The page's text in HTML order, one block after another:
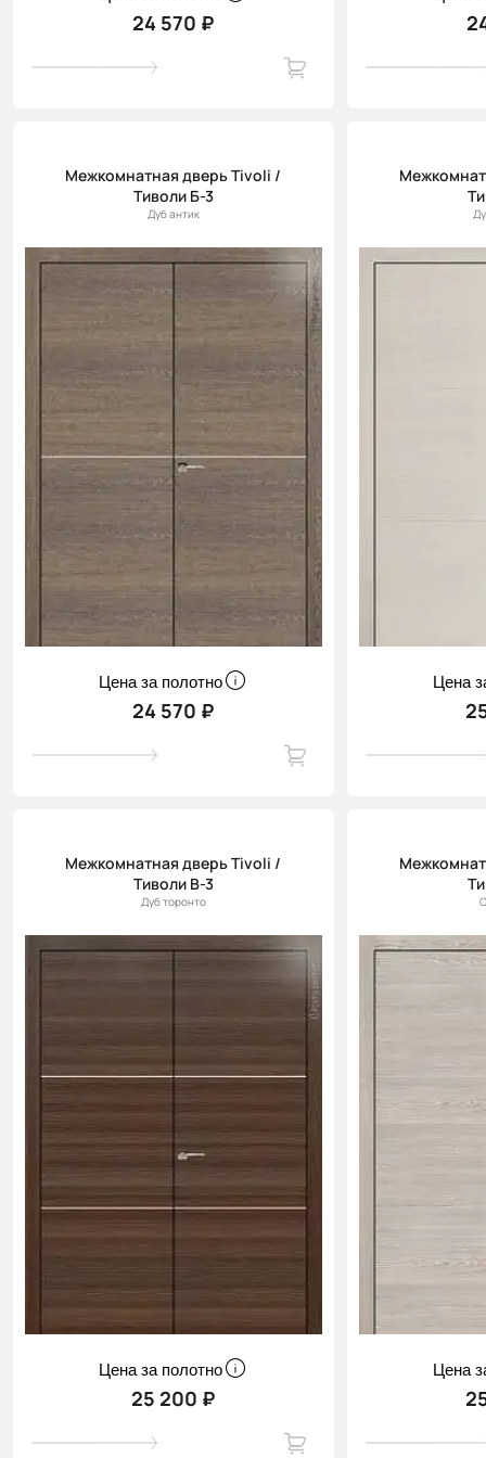
24 570 ₽
Межкомнатная дверь Tivoli /
Тиволи Б-3
Дуб антик
Цена за полотно
24 570 ₽
Цена
Межкомнатная дверь Tivoli /
Тиволи В-3
Дуб торонто
Цена за полотно
25 200 ₽
Цена